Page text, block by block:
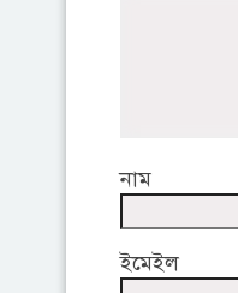
নাম
ইমেইল